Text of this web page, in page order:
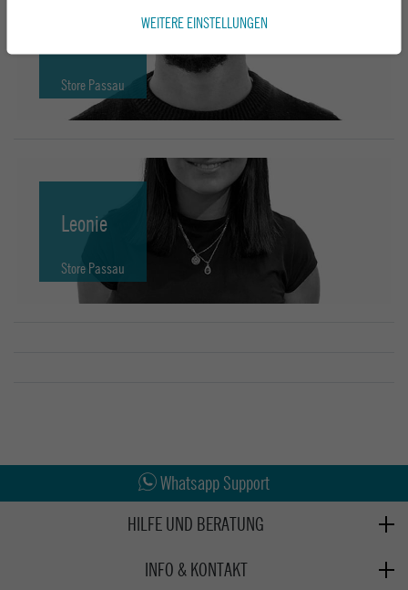
Store Passau
Leonie
Store Passau
Whatsapp Support
HILFE UND BERATUNG
INFO & KONTAKT
WEITERE EINSTELLUNGEN